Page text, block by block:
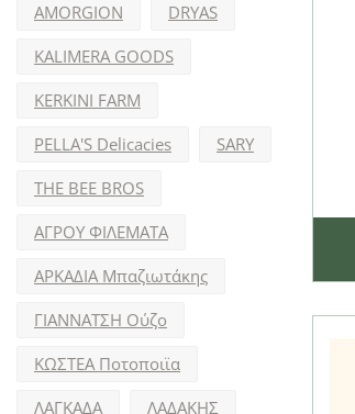
AMORGION
DRYAS
KALIMERA GOODS
KERKINI FARM
PELLA'S Delicacies
SARY
THE BEE BROS
ΑΓΡΟΥ ΦΙΛΕΜΑΤΑ
ΑΡΚΑΔΙΑ Μπαζιωτάκης
ΓΙΑΝΝΑΤΣΗ Ούζο
ΚΩΣΤΕΑ Ποτοποιϊα
ΛΑΓΚΑΔΑ
ΛΑΔΑΚΗΣ